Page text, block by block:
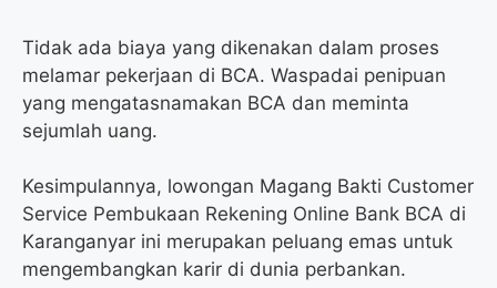
Tidak ada biaya yang dikenakan dalam proses
melamar pekerjaan di BCA. Waspadai penipuan
yang mengatasnamakan BCA dan meminta
sejumlah uang.
Kesimpulannya, lowongan Magang Bakti Customer
Service Pembukaan Rekening Online Bank BCA di
Karanganyar ini merupakan peluang emas untuk
mengembangkan karir di dunia perbankan.